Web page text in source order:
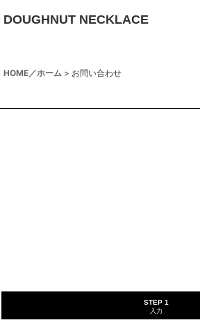
DOUGHNUT NECKLACE
HOME／ホーム > お問い合わせ
STEP 1
入力